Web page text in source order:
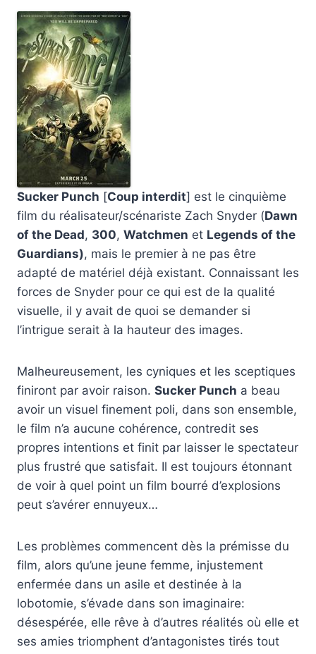
Sucker Punch [Coup interdit] est le cinquième
film du réalisateur/scénariste Zach Snyder (Dawn
of the Dead, 300, Watchmen et Legends of the
Guardians), mais le premier à ne pas être
adapté de matériel déjà existant. Connaissant les
forces de Snyder pour ce qui est de la qualité
visuelle, il y avait de quoi se demander si
l’intrigue serait à la hauteur des images.
Malheureusement, les cyniques et les sceptiques
finiront par avoir raison. Sucker Punch a beau
avoir un visuel finement poli, dans son ensemble,
le film n’a aucune cohérence, contredit ses
propres intentions et finit par laisser le spectateur
plus frustré que satisfait. Il est toujours étonnant
de voir à quel point un film bourré d’explosions
peut s’avérer ennuyeux…
Les problèmes commencent dès la prémisse du
film, alors qu’une jeune femme, injustement
enfermée dans un asile et destinée à la
lobotomie, s’évade dans son imaginaire:
désespérée, elle rêve à d’autres réalités où elle et
ses amies triomphent d’antagonistes tirés tout